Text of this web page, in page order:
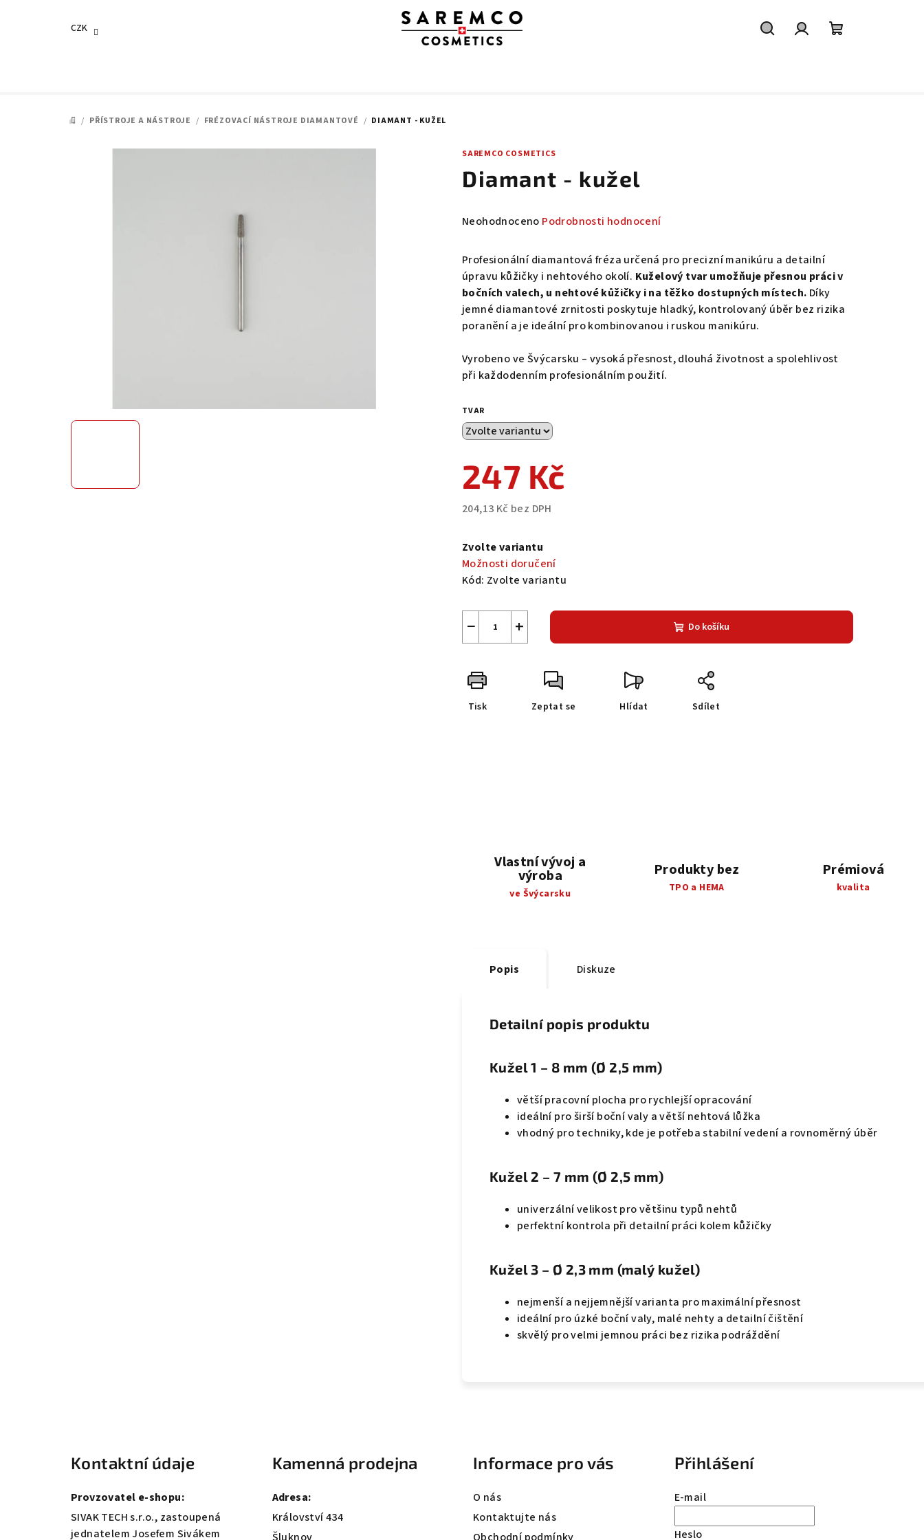
CZK
DOMŮ
/ PŘÍSTROJE A NÁSTROJE / FRÉZOVACÍ NÁSTROJE DIAMANTOVÉ / DIAMANT - KUŽEL
SAREMCO COSMETICS
Diamant - kužel
Průměrné
produktu
je
0,0
z
5
hvězdiček.
Neohodnoceno Podrobnosti hodnocení
Profesionální diamantová fréza určená pro precizní manikúru a detailní
úpravu kůžičky i nehtového okolí. Kuželový tvar umožňuje přesnou práci v
bočních valech, u nehtové kůžičky i na těžko dostupných místech. Díky
jemné diamantové zrnitosti poskytuje hladký, kontrolovaný úběr bez rizika
poranění a je ideální pro kombinovanou i ruskou manikúru.
Vyrobeno ve Švýcarsku – vysoká přesnost, dlouhá životnost a spolehlivost
při každodenním profesionálním použití.
TVAR
247 Kč
204,13 Kč bez DPH
cena:
Zvolte variantu
Možnosti doručení
Kód: Zvolte variantu
+
− Do košíku
Tisk Zeptat se Hlídat Sdílet
Vlastní vývoj a
výroba
ve Švýcarsku
Produkty bez
TPO a HEMA
Prémiová
kvalita
Popis Diskuze
Detailní popis produktu
Kužel 1 – 8 mm (Ø 2,5 mm)
větší pracovní plocha pro rychlejší opracování
ideální pro širší boční valy a větší nehtová lůžka
vhodný pro techniky, kde je potřeba stabilní vedení a rovnoměrný úběr
Kužel 2 – 7 mm (Ø 2,5 mm)
univerzální velikost pro většinu typů nehtů
perfektní kontrola při detailní práci kolem kůžičky
Kužel 3 – Ø 2,3 mm (malý kužel)
nejmenší a nejjemnější varianta pro maximální přesnost
ideální pro úzké boční valy, malé nehty a detailní čištění
skvělý pro velmi jemnou práci bez rizika podráždění
Kontaktní údaje
Provzovatel e-shopu:
SIVAK TECH s.r.o., zastoupená
jednatelem Josefem Sivákem
Kamenná prodejna
Adresa:
Království 434
Informace pro vás
O nás
Kontaktujte nás
Přihlášení
E-mail
Heslo